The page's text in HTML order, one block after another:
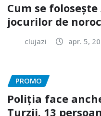
Cum se
jocurilor de
clujazi apr. 5,
PROMO
Poliția face
Turzii. 13